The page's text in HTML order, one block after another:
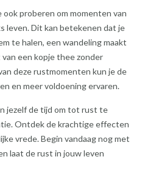
proberen om momenten van
leven. Dit kan betekenen dat je
te halen, een wandeling maakt
een kopje thee zonder
deze rustmomenten kun je de
en meer voldoening ervaren.
jezelf de tijd om tot rust te
Ontdek de krachtige effecten
vrede. Begin vandaag nog met
laat de rust in jouw leven